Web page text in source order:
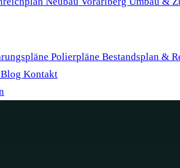
Polierpläne Bestandsplan &
Blog Kontakt